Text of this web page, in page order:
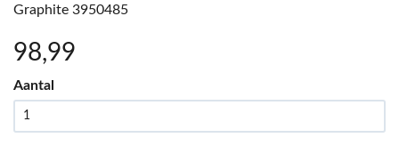
Graphite 3950485
98,99
Aantal